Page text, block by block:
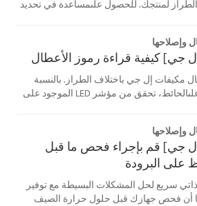
لمنتجك. للحصول علىمساعدة في تحديد
وإصلاحها
جي] كيفية قراءة رموز الأعطال
مكيفات إل جي باختلاف الطراز. بالنسبة
للوحدات المثبتة علىالحائط، تحقق من مؤشر LED الموجود على
وإصلاحها
جي] قم بإجراء فحص ما قبل
على البرودة
سريع لحل المشكلات البسيطة مع توفير
أن فحص جهازك قبل حلول حرارة الصيف